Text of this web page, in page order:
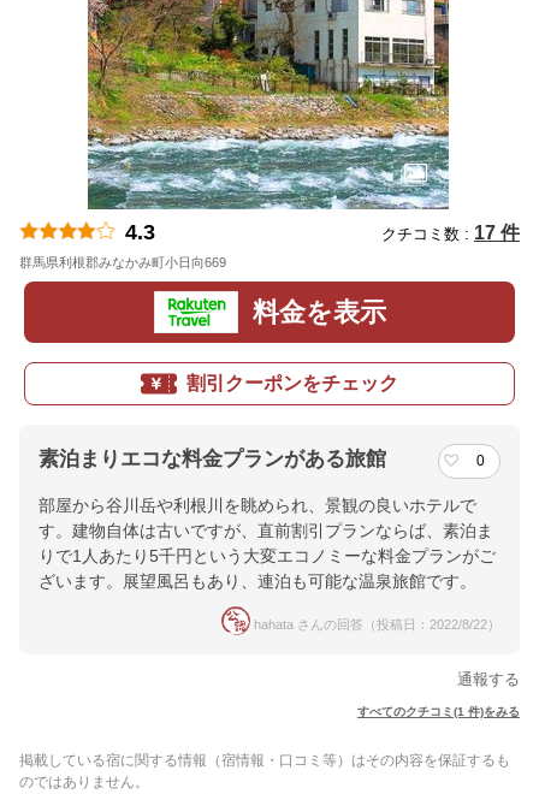
4.3 クチコミ数 : 17 件
群馬県利根郡みなかみ町小日向669
料金を表示
割引クーポンをチェック
素泊まりエコな料金プランがある旅館 0
部屋から谷川岳や利根川を眺められ、景観の良いホテルで
す。建物自体は古いですが、直前割引プランならば、素泊ま
りで1人あたり5千円という大変エコノミーな料金プランがご
ざいます。展望風呂もあり、連泊も可能な温泉旅館です。
hahata さんの回答（投稿日：2022/8/22）
通報する
すべてのクチコミ(1 件)をみる
掲載している宿に関する情報（宿情報・口コミ等）はその内容を保証するも
のではありません。